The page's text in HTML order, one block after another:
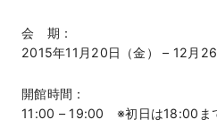
会 期：
2015年11月20日（金） – 12月26
開館時間：
11:00 – 19:00 ※初日は18:00ま